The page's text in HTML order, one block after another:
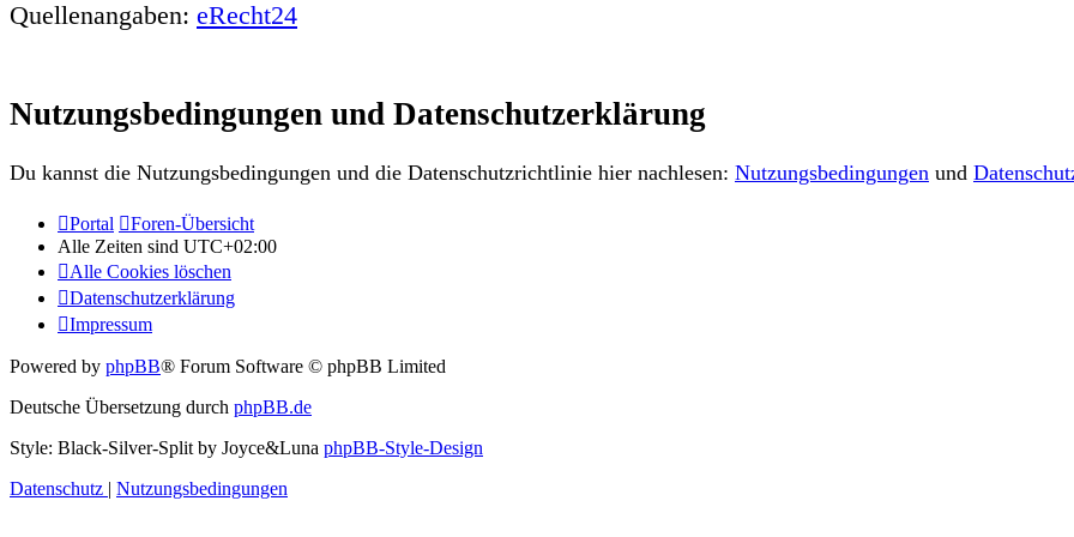
Quellenangaben: eRecht24
Nutzungsbedingungen und Datenschutzerklärung
Du kannst die Nutzungsbedingungen und die Datenschutzrichtlinie hier nachlesen: Nutzungsbedingungen und
Portal
Foren-Übersicht
Alle Zeiten sind UTC+02:00
Alle Cookies löschen
Datenschutzerklärung
Impressum
Powered by phpBB® Forum Software © phpBB Limited
Deutsche Übersetzung durch phpBB.de
Style: Black-Silver-Split by Joyce&Luna phpBB-Style-Design
Datenschutz | Nutzungsbedingungen